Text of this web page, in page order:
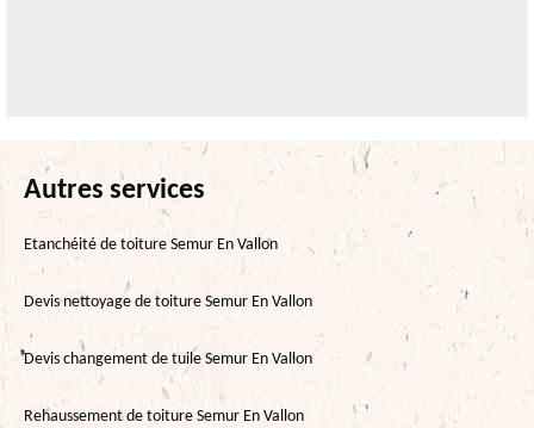
Autres services
Etanchéité de toiture Semur En Vallon
Devis nettoyage de toiture Semur En Vallon
Devis changement de tuile Semur En Vallon
Rehaussement de toiture Semur En Vallon